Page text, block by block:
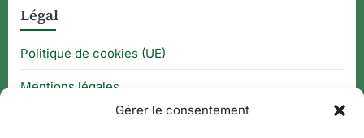
Gérer le consentement
Légal
Politique de cookies (UE)
Mentions légales